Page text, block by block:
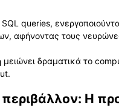
queries,
αφήνοντας τους
δραματικά το
Η